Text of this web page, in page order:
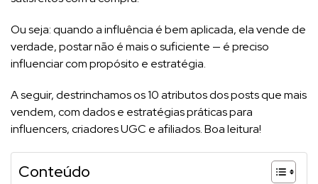
Ou seja: quando a influência é bem aplicada, ela vende de
verdade, postar não é mais o suficiente — é preciso
influenciar com propósito e estratégia.
A seguir, destrinchamos os 10 atributos dos posts que mais
vendem, com dados e estratégias práticas para
influencers, criadores UGC e afiliados. Boa leitura!
Conteúdo